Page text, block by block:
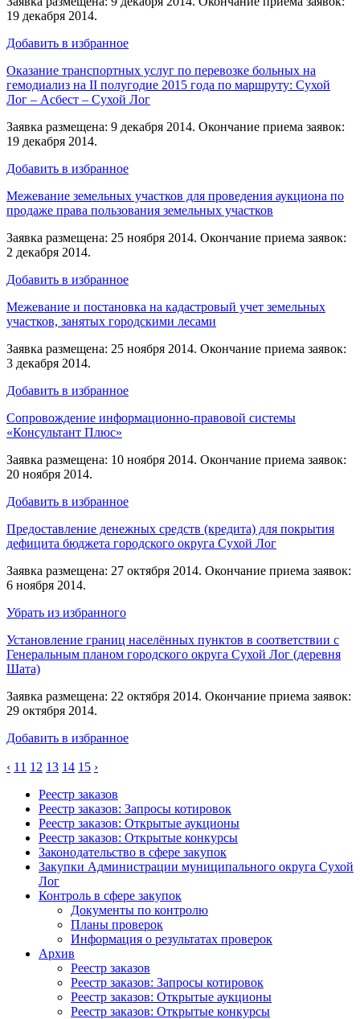
19 декабря 2014.
Добавить в избранное
Оказание транспортных услуг по перевозке больных на
гемодиализ на II полугодие 2015 года по маршруту: Сухой
Лог – Асбест – Сухой Лог
Заявка размещена: 9 декабря 2014. Окончание приема заявок:
19 декабря 2014.
Добавить в избранное
Межевание земельных участков для проведения аукциона по
продаже права пользования земельных участков
Заявка размещена: 25 ноября 2014. Окончание приема заявок:
2 декабря 2014.
Добавить в избранное
Межевание и постановка на кадастровый учет земельных
участков, занятых городскими лесами
Заявка размещена: 25 ноября 2014. Окончание приема заявок:
3 декабря 2014.
Добавить в избранное
Сопровождение информационно-правовой системы
«Консультант Плюс»
Заявка размещена: 10 ноября 2014. Окончание приема заявок:
20 ноября 2014.
Добавить в избранное
Предоставление денежных средств (кредита) для покрытия
дефицита бюджета городского округа Сухой Лог
Заявка размещена: 27 октября 2014. Окончание приема заявок:
6 ноября 2014.
Убрать из избранного
Установление границ населённых пунктов в соответствии с
Генеральным планом городского округа Сухой Лог (деревня
Шата)
Заявка размещена: 22 октября 2014. Окончание приема заявок:
29 октября 2014.
Добавить в избранное
‹ 11 12 13 14 15 ›
Реестр заказов
Реестр заказов: Запросы котировок
Реестр заказов: Открытые аукционы
Реестр заказов: Открытые конкурсы
Законодательство в сфере закупок
Закупки Администрации муниципального округа Сухой
Лог
Контроль в сфере закупок
Документы по контролю
Планы проверок
Информация о результатах проверок
Архив
Реестр заказов
Реестр заказов: Запросы котировок
Реестр заказов: Открытые аукционы
Реестр заказов: Открытые конкурсы